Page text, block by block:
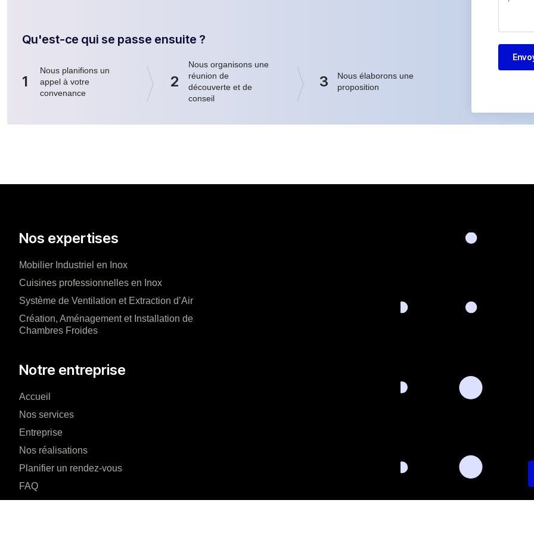
Qu'est-ce qui se passe ensuite ?
1
Nous planifions un
appel à votre
convenance
2
Nous organisons une
réunion de
découverte et de
conseil
3
Nous élaborons une
proposition
Nos expertises
Mobilier Industriel en Inox
Cuisines professionnelles en Inox
Système de Ventilation et Extraction d’Air
Création, Aménagement et Installation de
Chambres Froides
Notre entreprise
Accueil
Nos services
Entreprise
Nos réalisations
Planifier un rendez-vous
FAQ